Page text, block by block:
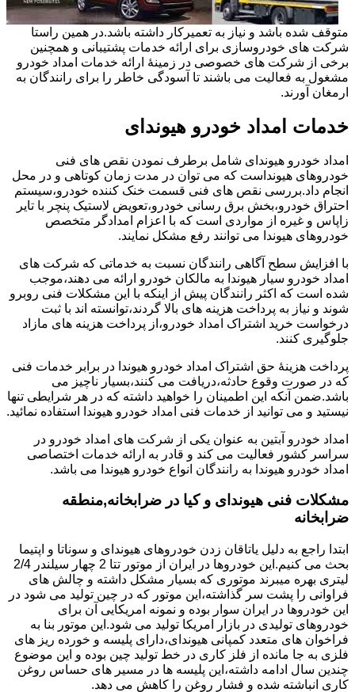
متوقف شده باشد و نیاز به تعمیرکار داشته باشد.در همین راستا
شرکت های خودروسازی برای ارائه خدمات پشتیبانی و همچنین
برخی از شرکت های خصوصی در زمینۀ ارائه خدمات امداد خودرو
مشغول به فعالیت می باشند تا آسودگی خاطر را برای رانندگان به
ارمغان آورند.
خدمات امداد خودرو هیوندای
امداد خودرو هیوندای شامل برطرف نمودن نقص های فنی
خودروهای هیونداست که می توان در مدت زمان کوتاهی و در محل
انجام داد.بررسی نقص های فنی قسمت خنک کننده خودرو،سیستم
احتراق خودرو،بخش برق رسانی خودرو،تعویض لاستیک پنچر با تایر
زاپاس و غیره از مواردی است که با اعزام امدادگر متخصص
خودروهای هیوندا می توانند رفع مشکل نمایند.
با افزایش سطح آگاهی رانندگان نسبت به خدماتی که شرکت های
امداد خودرو سیار هیوندا به مالکان خودرو ارائه می دهند،موجب
شده است که اکثر رانندگان پیش از اینکه با این مشکلات فنی روبرو
شوند و نیاز به پرداخت هزینه های بالا گردند،توانسته اند با ثبت
درخواست خرید اشتراک امداد خودرو،از پرداخت هزینه های مازاد
جلوگیری کنند.
پرداخت هزینۀ حق اشتراک امداد خودرو هیوندا در برابر خدمات فنی
که در صورت وقوع حادثه،دریافت می کنند،بسیار ناچیز می
باشد.ضمن آنکه این اطمینان را خواهید داشته که در هر شرایطی تنها
نیستید و می توانید از خدمات فنی امداد خودرو هیوندا استفاده نمائید.
امداد خودرو آبتین به عنوان یکی از شرکت های امداد خودرو در
سراسر کشور فعالیت می کند و قادر به ارائه خدمات اختصاصی
امداد خودرو هیوندا به رانندگان انواع خودرو هیوندا می باشد.
مشکلات فنی هیوندای و کیا در ضرابخانه,منطقه
ضرابخانه
ابتدا راجع به دلیل یاتاقان زدن خودروهای هیوندای و سوناتا و اپتیما
بحث می کنیم.این خودروها در ایران از موتور تتا 2 چهار سیلندر 2/4
لیتری بهره میبرند موتوری که بسیار مشکل داشته و چالش های
فراوانی را پشت سر گذاشته،این موتور که در چین تولید می شود در
این خودروها در ایران سوار بوده و نمونه امریکایی آن برای
خودروهای تولیدی در بازار امریکا تولید می شود.این موتور بنا به
فراخوان های متعدد کمپانی هیوندای،دارای پلیسه و خورده ریز های
فلزی به جا مانده از فلز کاری در خط تولید چین بوده و این موضوع
چندین سال ادامه داشته،این پلیسه ها در مسیر های حساس روغن
کاری انباشته شده و فشار روغن را کاهش می دهد.